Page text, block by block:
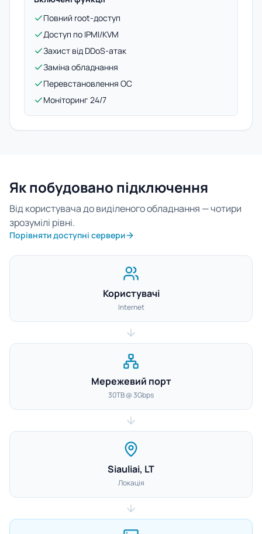
Повний root-доступ
Доступ по IPMI/KVM
Захист від DDoS-атак
Заміна обладнання
Перевстановлення ОС
Моніторинг 24/7
Як побудовано підключення
Від користувача до виділеного обладнання — чотири
зрозумілі рівні.
Порівняти доступні сервери
Користувачі
Internet
Мережевий порт
30TB @ 3Gbps
Siauliai, LT
Локація